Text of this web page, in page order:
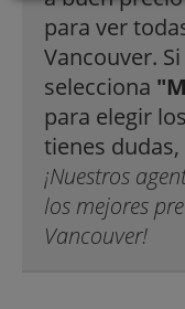
para ver
Vancouver.
selecciona
para elegir
tienes
¡Nuestros
los mejores
Vancouver!